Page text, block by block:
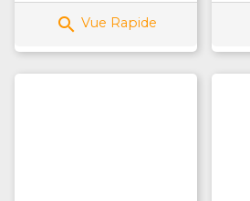
 Vue Rapide